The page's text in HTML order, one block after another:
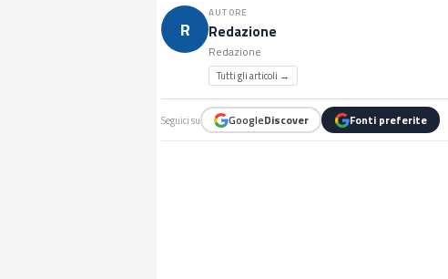
R
AUTORE
Redazione
Redazione
Tutti gli articoli →
Seguici su GoogleDiscover Fonti preferite